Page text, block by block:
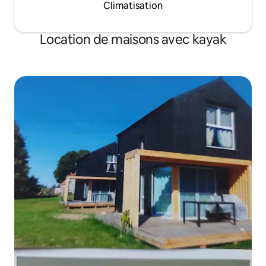
Climatisation
Location de maisons avec kayak